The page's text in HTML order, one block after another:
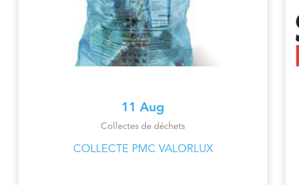
11 Aug
Collectes de déchets
COLLECTE PMC VALORLUX